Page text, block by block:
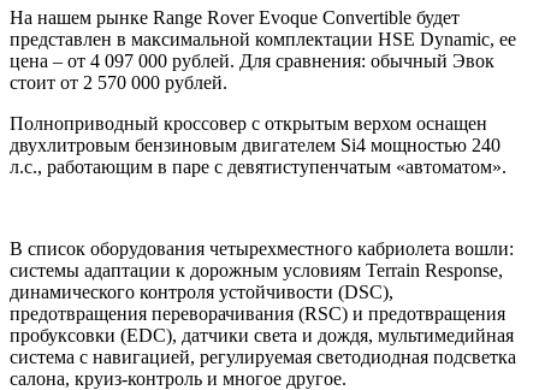
На нашем рынке Range Rover Evoque Convertible будет
представлен в максимальной комплектации HSE Dynamic, ее
цена – от 4 097 000 рублей. Для сравнения: обычный Эвок
стоит от 2 570 000 рублей.
Полноприводный кроссовер с открытым верхом оснащен
двухлитровым бензиновым двигателем Si4 мощностью 240
л.с., работающим в паре с девятиступенчатым «автоматом».
В список оборудования четырехместного кабриолета вошли:
системы адаптации к дорожным условиям Terrain Response,
динамического контроля устойчивости (DSC),
предотвращения переворачивания (RSC) и предотвращения
пробуксовки (EDC), датчики света и дождя, мультимедийная
система с навигацией, регулируемая светодиодная подсветка
салона, круиз-контроль и многое другое.